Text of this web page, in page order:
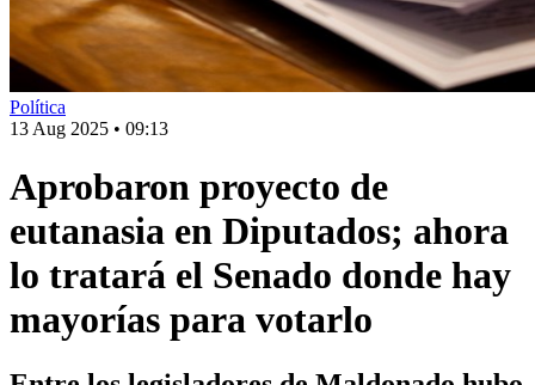
Política
13 Aug 2025 • 09:13
Aprobaron proyecto de
eutanasia en Diputados; ahora
lo tratará el Senado donde hay
mayorías para votarlo